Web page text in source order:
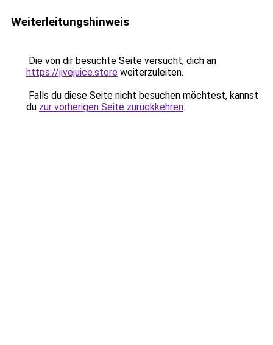
Weiterleitungshinweis
Die von dir besuchte Seite versucht, dich an
https://jivejuice.store weiterzuleiten.
Falls du diese Seite nicht besuchen möchtest, kannst
du zur vorherigen Seite zurückkehren.